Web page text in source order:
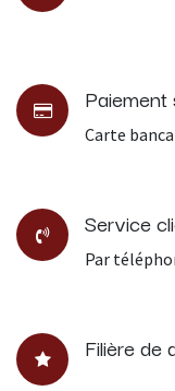
Carte
Service
Par
Filière de